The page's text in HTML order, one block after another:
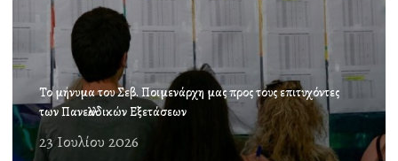
Το μήνυμα του Σεβ. Ποιμενάρχη μας προς τους επιτυχόντες
των Πανελλαδικών Εξετάσεων
23 Ιουλίου 2026